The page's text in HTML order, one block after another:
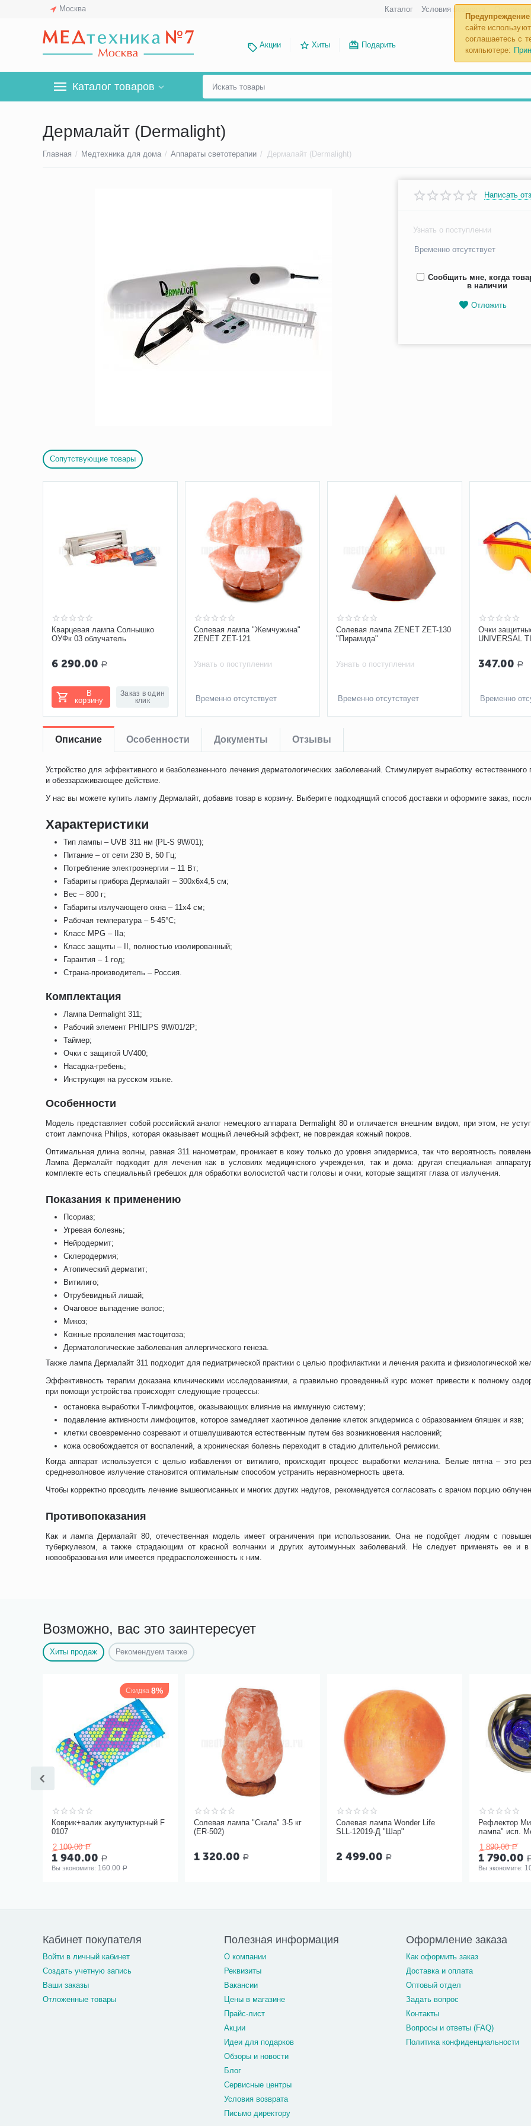
Предупреждение
сайте
соглашаетесь с
компьютере:
Москва Каталог Условия возврата
Акции Хиты Подарить
Каталог товаров
Дермалайт (Dermalight)
Главная / Медтехника для дома / Аппараты светотерапии / Дермалайт (Dermalight)
Написать
Узнать о поступлении
Временно отсутствует
Сообщить мне, когда
в наличии
Отложить
Сопутствующие товары
Кварцевая лампа Солнышко
ОУФк 03 облучатель
6 290.00 Р
В
корзину
Заказ в один
клик
Солевая лампа "Жемчужина"
ZENET ZET-121
Узнать о поступлении
Временно отсутствует
Солевая лампа ZENET ZET-130
"Пирамида"
Узнать о поступлении
Временно отсутствует
Очки
UNIVERSAL
347.00 Р
Временно
Описание Особенности Документы Отзывы
Устройство для эффективного и безболезненного лечения дерматологических заболеваний. Стимулирует выработку
и обеззараживающее действие.
У нас вы можете купить лампу Дермалайт, добавив товар в корзину. Выберите подходящий способ доставки и оформите заказ,
Характеристики
Тип лампы – UVB 311 нм (PL-S 9W/01);
Питание – от сети 230 В, 50 Гц;
Потребление электроэнергии – 11 Вт;
Габариты прибора Дермалайт – 300х6х4,5 см;
Вес – 800 г;
Габариты излучающего окна – 11х4 см;
Рабочая температура – 5-45°C;
Класс MPG – IIa;
Класс защиты – II, полностью изолированный;
Гарантия – 1 год;
Страна-производитель – Россия.
Комплектация
Лампа Dermalight 311;
Рабочий элемент PHILIPS 9W/01/2P;
Таймер;
Очки с защитой UV400;
Насадка-гребень;
Инструкция на русском языке.
Особенности
Модель представляет собой российский аналог немецкого аппарата Dermalight 80 и отличается внешним видом, при этом, не
стоит лампочка Philips, которая оказывает мощный лечебный эффект, не повреждая кожный покров.
Оптимальная длина волны, равная 311 нанометрам, проникает в кожу только до уровня эпидермиса, так что вероятность
Лампа Дермалайт подходит для лечения как в условиях медицинского учреждения, так и дома: другая специальная
комплекте есть специальный гребешок для обработки волосистой части головы и очки, которые защитят глаза от излучения.
Показания к применению
Псориаз;
Угревая болезнь;
Нейродермит;
Склеродермия;
Атопический дерматит;
Витилиго;
Отрубевидный лишай;
Очаговое выпадение волос;
Микоз;
Кожные проявления мастоцитоза;
Дерматологические заболевания аллергического генеза.
Также лампа Дермалайт 311 подходит для педиатрической практики с целью профилактики и лечения рахита и физиологической
Эффективность терапии доказана клиническими исследованиями, а правильно проведенный курс может привести к полному
при помощи устройства происходят следующие процессы:
остановка выработки Т-лимфоцитов, оказывающих влияние на иммунную систему;
подавление активности лимфоцитов, которое замедляет хаотичное деление клеток эпидермиса с образованием бляшек и язв;
клетки своевременно созревают и отшелушиваются естественным путем без возникновения наслоений;
кожа освобождается от воспалений, а хроническая болезнь переходит в стадию длительной ремиссии.
Когда аппарат используется с целью избавления от витилиго, происходит процесс выработки меланина. Белые пятна – это
средневолновое излучение становится оптимальным способом устранить неравномерность цвета.
Чтобы корректно проводить лечение вышеописанных и многих других недугов, рекомендуется согласовать с врачом порцию
Противопоказания
Как и лампа Дермалайт 80, отечественная модель имеет ограничения при использовании. Она не подойдет людям с
туберкулезом, а также страдающим от красной волчанки и других аутоимунных заболеваний. Не следует применять ее и в
новообразования или имеется предрасположенность к ним.
Возможно, вас это заинтересует
Хиты продаж Рекомендуем также
Скидка 8%
Коврик+валик акупунктурный F
0107
2 100.00 Р
1 940.00 Р
Вы экономите: 160.00 Р
Солевая лампа "Скала" 3-5 кг
(ER-502)
1 320.00 Р
Солевая лампа Wonder Life
SLL-12019-Д "Шар"
2 499.00 Р
Рефлектор
лампа" исп.
1 890.00 Р
1 790.00
Вы экономите:
Кабинет покупателя
Войти в личный кабинет
Создать учетную запись
Ваши заказы
Отложенные товары
Полезная информация
О компании
Реквизиты
Вакансии
Цены в магазине
Прайс-лист
Акции
Идеи для подарков
Обзоры и новости
Блог
Сервисные центры
Условия возврата
Письмо директору
Оформление заказа
Как оформить заказ
Доставка и оплата
Оптовый отдел
Задать вопрос
Контакты
Вопросы и ответы (FAQ)
Политика конфиденциальности